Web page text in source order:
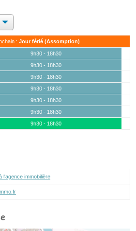
: Jour férié (Assomption)
9h30 - 18h30
9h30 - 18h30
9h30 - 18h30
9h30 - 18h30
9h30 - 18h30
9h30 - 18h30
9h30 - 18h30
l'agence immobilière